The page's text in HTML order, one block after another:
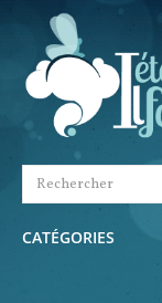
CATÉGORIES